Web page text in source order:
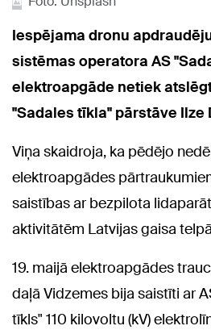
Iespējama dronu
sistēmas operatora AS
elektroapgāde netiek
"Sadales tīkla" pārstāve Ilze
Viņa skaidroja, ka pēdējo
elektroapgādes
saistības ar bezpilota
aktivitātēm Latvijas gaisa
19. maijā elektroapgādes
daļā Vidzemes bija saistīti ar
tīkls" 110 kilovoltu (kV)